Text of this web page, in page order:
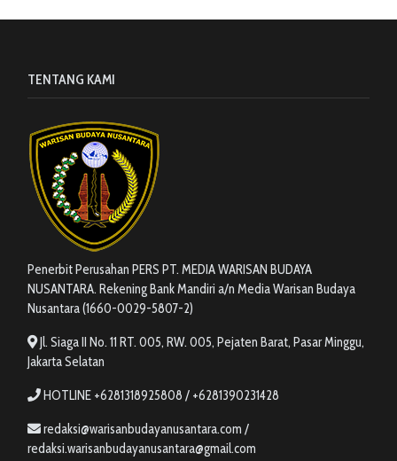
TENTANG KAMI
Penerbit Perusahan PERS PT. MEDIA WARISAN BUDAYA
NUSANTARA. Rekening Bank Mandiri a/n Media Warisan Budaya
Nusantara (1660-0029-5807-2)
Jl. Siaga II No. 11 RT. 005, RW. 005, Pejaten Barat, Pasar Minggu,
Jakarta Selatan
HOTLINE +6281318925808 / +6281390231428
redaksi@warisanbudayanusantara.com /
redaksi.warisanbudayanusantara@gmail.com